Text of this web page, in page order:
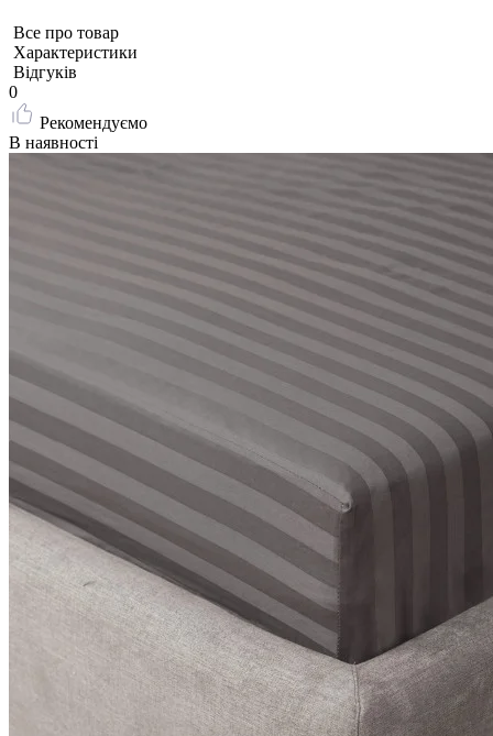
Все про товар
Характеристики
Відгуків
0
Рекомендуємо
В наявності